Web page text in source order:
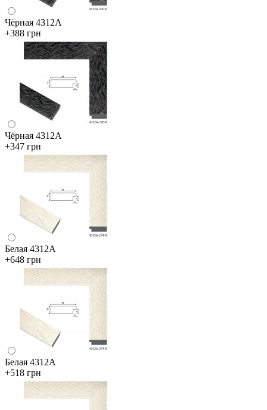
Чёрная 4312А
+388 грн
Чёрная 4312А
+347 грн
Белая 4312А
+648 грн
Белая 4312А
+518 грн